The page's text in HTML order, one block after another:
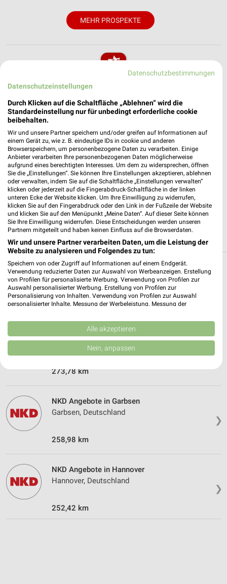
MEHR PROSPEKTE
weekli - Prospekte & Angebote App
Alle NKD Angebote immer griffbereit – mit der kostenlosen
✔Standortgenaue Angebote
✔Folge deinem Lieblingshändler
✔Push-Benachrichtigungen bei neuen Prospekten
✔Einkaufsliste - Einkauf stressfrei planen
JETZT LADEN UND SPAREN!
Weitere NKD Geschäfte mit Angeboten in
und um Barsinghausen
5 Geschäfte und Orte
❯
NKD Angebote in Bad Nenndorf
Bad Nenndorf, Deutschland
273,78 km
❯
NKD Angebote in Garbsen
Garbsen, Deutschland
258,98 km
❯
NKD Angebote in Hannover
Hannover, Deutschland
252,42 km
Datenschutzbestimmungen
Datenschutzeinstellungen
Durch Klicken auf die Schaltfläche „Ablehnen“ wird die
Standardeinstellung nur für unbedingt erforderliche cookie
beibehalten.
Wir und unsere Partner speichern und/oder greifen auf Informationen auf
einem Gerät zu, wie z. B. eindeutige IDs in cookie und anderen
Browserspeichern, um personenbezogene Daten zu verarbeiten. Einige
Anbieter verarbeiten Ihre personenbezogenen Daten möglicherweise
aufgrund eines berechtigten Interesses. Um dem zu widersprechen, öffnen
Sie die „Einstellungen“. Sie können Ihre Einstellungen akzeptieren, ablehnen
oder verwalten, indem Sie auf die Schaltfläche „Einstellungen verwalten“
klicken oder jederzeit auf die Fingerabdruck-Schaltfläche in der linken
unteren Ecke der Website klicken. Um Ihre Einwilligung zu widerrufen,
klicken Sie auf den Fingerabdruck oder den Link in der Fußzeile der Website
und klicken Sie auf den Menüpunkt „Meine Daten“. Auf dieser Seite können
Sie Ihre Einwilligung widerrufen. Diese Entscheidungen werden unseren
Partnern mitgeteilt und haben keinen Einfluss auf die Browserdaten.
Wir und unsere Partner verarbeiten Daten, um die Leistung der
Website zu analysieren und Folgendes zu tun:
Speichern von oder Zugriff auf Informationen auf einem Endgerät.
Verwendung reduzierter Daten zur Auswahl von Werbeanzeigen. Erstellung
von Profilen für personalisierte Werbung. Verwendung von Profilen zur
Auswahl personalisierter Werbung. Erstellung von Profilen zur
Personalisierung von Inhalten. Verwendung von Profilen zur Auswahl
personalisierter Inhalte. Messung der Werbeleistung. Messung der
Kombinationen von Daten aus verschiedenen Quellen. Entwicklung und
Verbesserung der Angebote. Verwendung reduzierter Daten zur Auswahl
von Inhalten.
Daten können außerhalb der Europäischen Union weitergegeben und in die
Website/App.
Wir nutzen Ihre Daten für folgende Zwecke:
IAB-Verarbeitungszwecke:
Speichern von oder Zugriff auf Informationen
auf einem Endgerät
Werbeanzeigen
Erstellung von Profilen für personalisierte
Werbung
Verwendung von Profilen zur Auswahl
Alle akzeptieren
Nein, anpassen